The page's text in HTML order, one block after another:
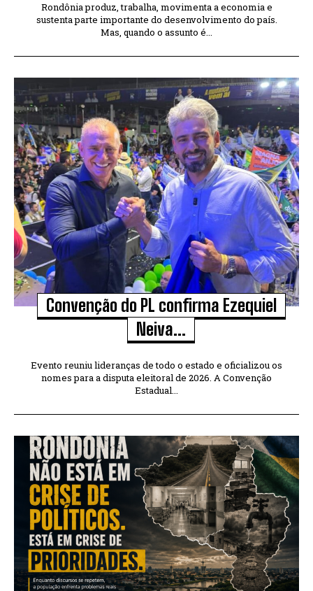
Rondônia produz, trabalha, movimenta a economia e
sustenta parte importante do desenvolvimento do país.
Mas, quando o assunto é...
Convenção do PL confirma Ezequiel
Neiva...
Evento reuniu lideranças de todo o estado e oficializou os
nomes para a disputa eleitoral de 2026. A Convenção
Estadual...